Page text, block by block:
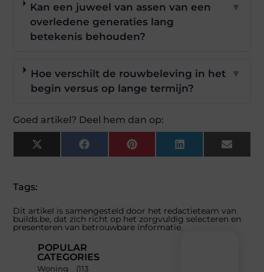
Kan een juweel van assen van een
overledene generaties lang
betekenis behouden?
▼
Hoe verschilt de rouwbeleving in het
begin versus op lange termijn?
▼
Goed artikel? Deel hem dan op:
X
(Twitter)
FacebookPinterestLinkedInEmail
Tags:
Dit artikel is samengesteld door het redactieteam van
builds.be, dat zich richt op het zorgvuldig selecteren en
presenteren van betrouwbare informatie.
POPULAR
CATEGORIES
Woning
(113